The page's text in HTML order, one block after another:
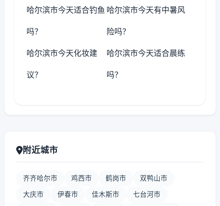
哈尔滨市今天适合钓鱼
吗？
哈尔滨市今天有中暑风
险吗？
哈尔滨市今天化妆建
议？
哈尔滨市今天适合晨练
吗？
附近城市
齐齐哈尔市 鸡西市 鹤岗市 双鸭山市
大庆市 伊春市 佳木斯市 七台河市